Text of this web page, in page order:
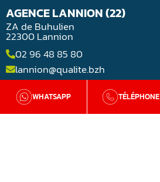
WHATSAPP TÉLÉPHONE
AGENCE LANNION (22)
ZA de Buhulien
22300 Lannion
02 96 48 85 80
lannion@qualite.bzh
AGENCE LORIENT (56)
Rue Jean-Noël Jégo